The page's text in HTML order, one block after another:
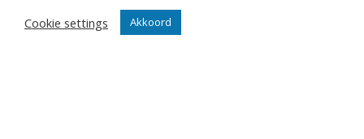
nutteloze mails maar om je op de hoogte te houden van
de belangrijkste gebeurtenissen in onze club.
Cookie settings
Akkoord